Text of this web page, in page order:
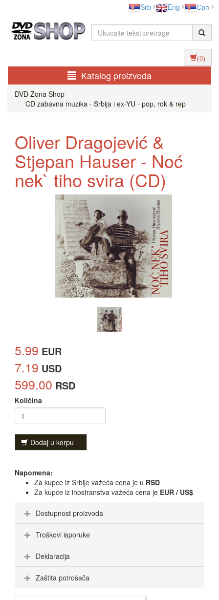
Srb Eng Срп
(0)
Katalog proizvoda
DVD Zona Shop
CD zabavna muzika - Srbija i ex-YU - pop, rok & rep
Oliver Dragojević &
Stjepan Hauser - Noć
nek` tiho svira (CD)
5.99 EUR
7.19 USD
599.00 RSD
Količina
Dodaj u korpu
Napomena:
Za kupce iz Srbije važeća cena je u RSD
Za kupce iz inostranstva važeća cena je EUR / US$
Dostupnost proizvoda
Troškovi isporuke
Deklaracija
Zaštita potrošača